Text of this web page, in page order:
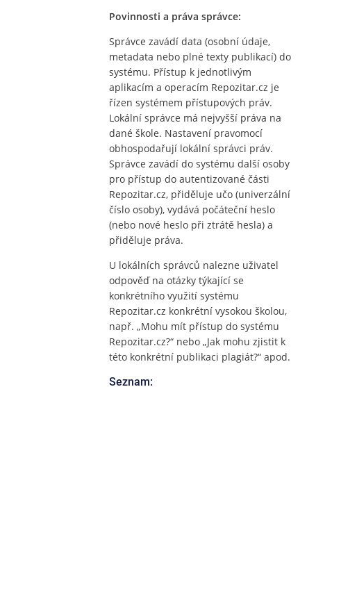
Povinnosti a práva správce:
Správce zavádí data (osobní údaje,
metadata nebo plné texty publikací) do
systému. Přístup k jednotlivým
aplikacím a operacím Repozitar.cz je
řízen systémem přístupových práv.
Lokální správce má nejvyšší práva na
dané škole. Nastavení pravomocí
obhospodařují lokální správci práv.
Správce zavádí do systému další osoby
pro přístup do autentizované části
Repozitar.cz, přiděluje učo (univerzální
číslo osoby), vydává počáteční heslo
(nebo nové heslo při ztrátě hesla) a
přiděluje práva.
U lokálních správců nalezne uživatel
odpověď na otázky týkající se
konkrétního využití systému
Repozitar.cz konkrétní vysokou školou,
např. „Mohu mít přístup do systému
Repozitar.cz?“ nebo „Jak mohu zjistit k
této konkrétní publikaci plagiát?“ apod.
Seznam: